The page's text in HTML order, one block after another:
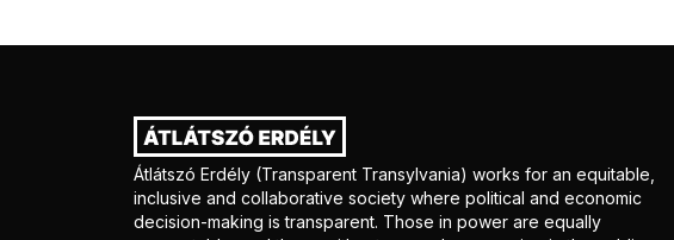
Átlátszó Erdély (Transparent Transylvania) works for an equitable,
inclusive and collaborative society where political and economic
decision-making is transparent. Those in power are equally